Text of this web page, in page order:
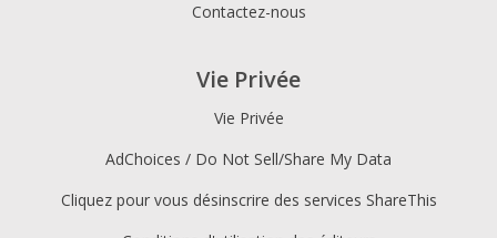
Contactez-nous
Vie Privée
Vie Privée
AdChoices / Do Not Sell/Share My Data
Cliquez pour vous désinscrire des services ShareThis